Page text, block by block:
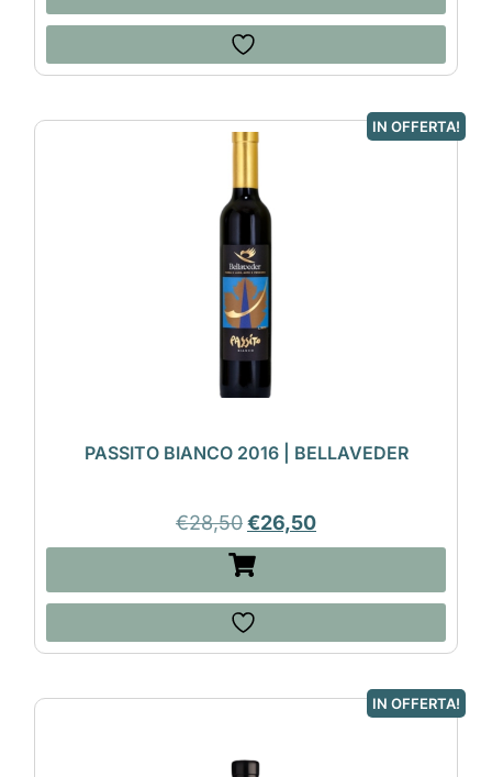
IN OFFERTA!
PASSITO BIANCO 2016 | BELLAVEDER
€28,50€26,50
IN OFFERTA!